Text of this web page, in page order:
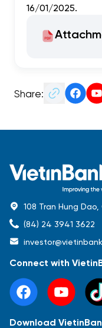
16/01/2025.
Share:
108 Tran Hung
(84) 24 3941 3622
Connect with
Download